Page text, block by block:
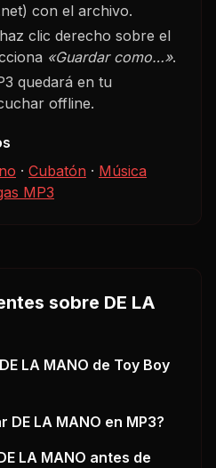
con el archivo.
clic derecho sobre el
«Guardar como…».
quedará en tu
offline.
· Cubatón · Música
MP3
sobre DE LA
DE LA MANO de Toy Boy
DE LA MANO en MP3?
LA MANO antes de